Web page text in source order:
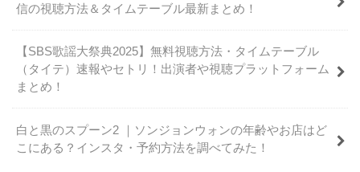
信の視聴方法＆タイムテーブル最新まとめ！
【SBS歌謡大祭典2025】無料視聴方法・タイムテーブル
（タイテ）速報やセトリ！出演者や視聴プラットフォーム
まとめ！
白と黒のスプーン2 ｜ソンジョンウォンの年齢やお店はど
こにある？インスタ・予約方法を調べてみた！